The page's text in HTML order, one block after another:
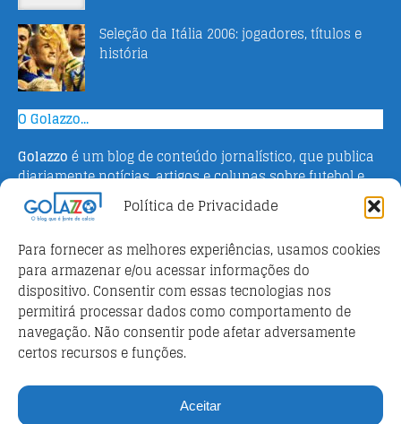
Política de Privacidade
Para fornecer as melhores experiências, usamos cookies
para armazenar e/ou acessar informações do
dispositivo. Consentir com essas tecnologias nos
permitirá processar dados como comportamento de
navegação. Não consentir pode afetar adversamente
certos recursos e funções.
Aceitar
Seleção da Itália 2006: jogadores, títulos e
história
O Golazzo...
Golazzo é um blog de conteúdo jornalístico, que publica
diariamente notícias, artigos e colunas sobre futebol e
campeonato italiano. Fundado em 2016 pelo jornalista
Adriano Bertin, o site tem como objetivo informar o
o esporte na Itália.
Parceiros
Futebol ao vivo
Análises e prognósticos dos jogos